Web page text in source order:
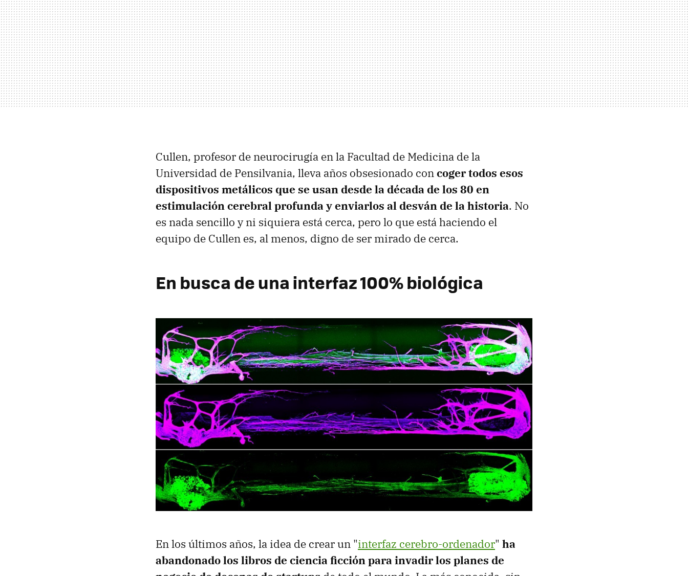
Cullen, profesor de neurocirugía en la Facultad de Medicina de la
Universidad de Pensilvania, lleva años obsesionado concoger todos esos
dispositivos metálicos que se usan desde la década de los 80 en
estimulación cerebral profunda y enviarlos al desván de la historia. No
es nada sencillo y ni siquiera está cerca, pero lo que está haciendo el
equipo de Cullen es, al menos, digno de ser mirado de cerca.
En busca de una interfaz 100% biológica
En los últimos años, la idea de crear un "interfaz cerebro-ordenador" ha
abandonado los libros de ciencia ficción para invadir los planes de